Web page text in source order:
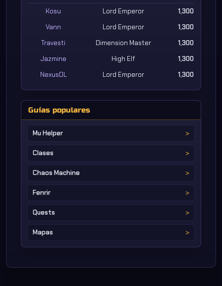
Kosu
Lord Emperor
1,300
Vann
Lord Emperor
1,300
Travesti
Dimension Master
1,300
Jazmine
High Elf
1,300
NexusDL
Lord Emperor 1,300
Guías populares
Mu Helper
Clases
Chaos Machine
Fenrir
Quests
Mapas